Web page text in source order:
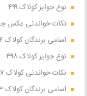
نوع جوایز کولاک ۴۹۹
نکات خواندنی عکس جلد
اسامی برندگان کولاک ۴۹۴
نوع جوایز کولاک ۴۹۸
نکات خواندنی کولاک ۴۹۷
اسامی برندگان کولاک ۴۹۳